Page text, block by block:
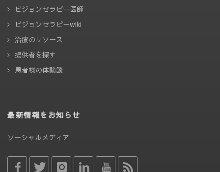
ビジョンセラピー医師
ビジョンセラピーwiki
治療のリソース
提供者を探す
患者様の体験談
最新情報をお知らせ
ソーシャルメディア